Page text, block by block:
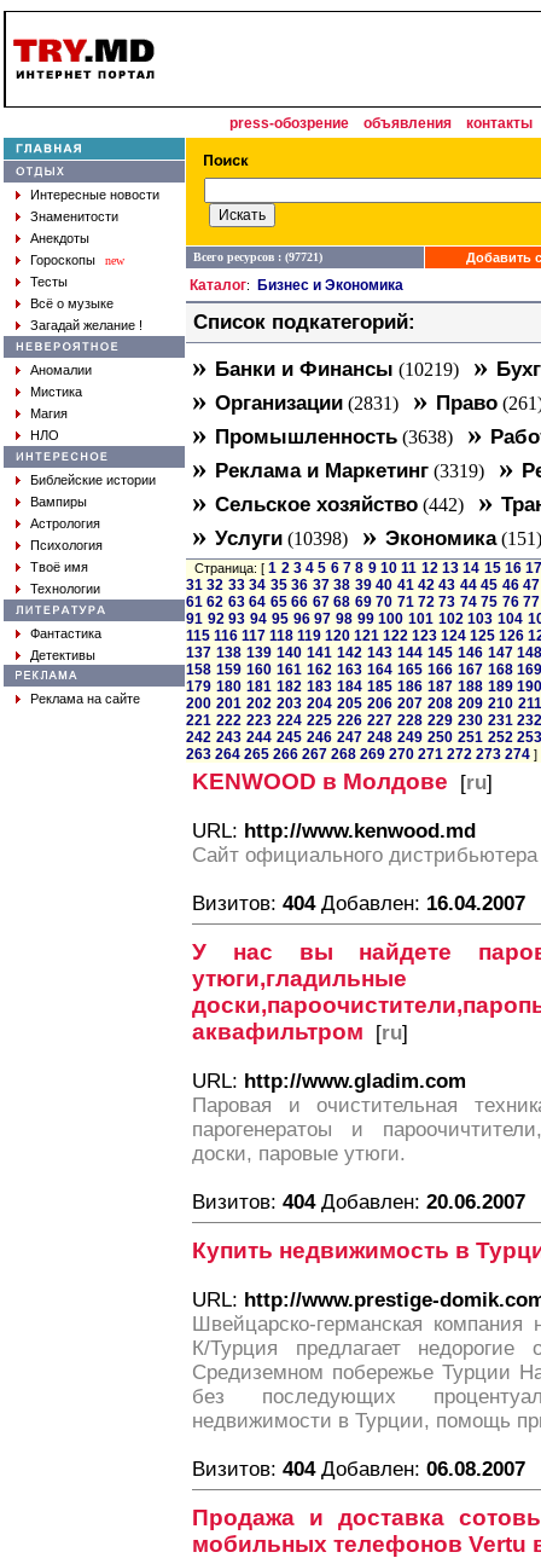
press-обозрение объявления контакты
Интересные новости
Знаменитости
Анекдоты
Гороскопы
new
Тесты
Всё о музыке
Загадай желание !
Аномалии
Мистика
Магия
НЛО
Библейские истории
Вампиры
Астрология
Психология
Твоё имя
Технологии
Фантастика
Детективы
Реклама на сайте
Всего ресурсов : (97721) Добавить
Каталог: Бизнес и Экономика
Список подкатегорий:
» Банки и Финансы (10219) »
» Организации (2831) » Право
» Промышленность (3638) »
» Реклама и Маркетинг (3319) »
» Сельское хозяйство (442) »
» Услуги (10398) » Экономика(151)
Страница: [1 2 3 4 5 6 7 8 9 10 11 12 13 14 15 16
31 32 33 34 35 36 37 38 39 40 41 42 43 44 45 46 47
61 62 63 64 65 66 67 68 69 70 71 72 73 74 75 76 77
91 92 93 94 95 96 97 98 99 100 101 102 103 104
115 116 117 118 119 120 121 122 123 124 125 126
137 138 139 140 141 142 143 144 145 146 147
158 159 160 161 162 163 164 165 166 167 168
179 180 181 182 183 184 185 186 187 188 189
200 201 202 203 204 205 206 207 208 209 210 211
221 222 223 224 225 226 227 228 229 230 231
242 243 244 245 246 247 248 249 250 251 252
263 264 265 266 267 268 269 270 271 272 273 274 ]
KENWOOD в Молдове [ru]
URL: http://www.kenwood.md
Сайт официального
Визитов: 404Добавлен: 16.04.2007
У нас вы найдете
утюги,гладильные
аквафильтром [ru]
URL: http://www.gladim.com
Паровая и очистительная
парогенератоы и
доски, паровые утюги.
Визитов: 404Добавлен: 20.06.2007
Купить недвижимость в
URL: http://www.prestige-
Швейцарско-германcкая
К/Турция предлагает
Средиземном побережье Турции
без последующих
недвижимости в Турции, помощь
Визитов: 404Добавлен: 06.08.2007
Продажа и доставка
мобильных телефонов Vertu